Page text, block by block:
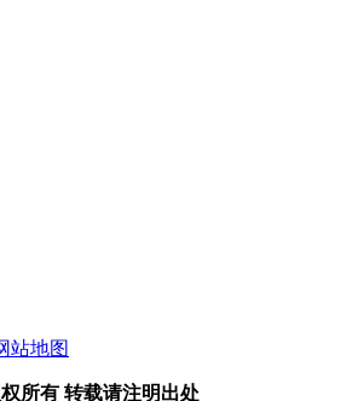
站地图
所有 转载请注明出处